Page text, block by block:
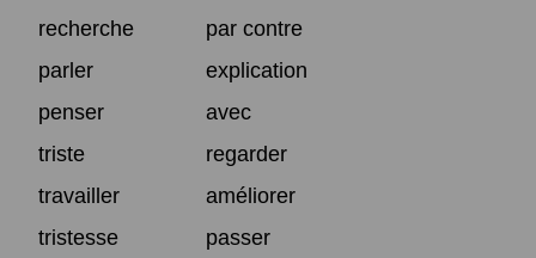
recherche
par contre
parler
explication
penser
avec
triste
regarder
travailler
améliorer
tristesse
passer